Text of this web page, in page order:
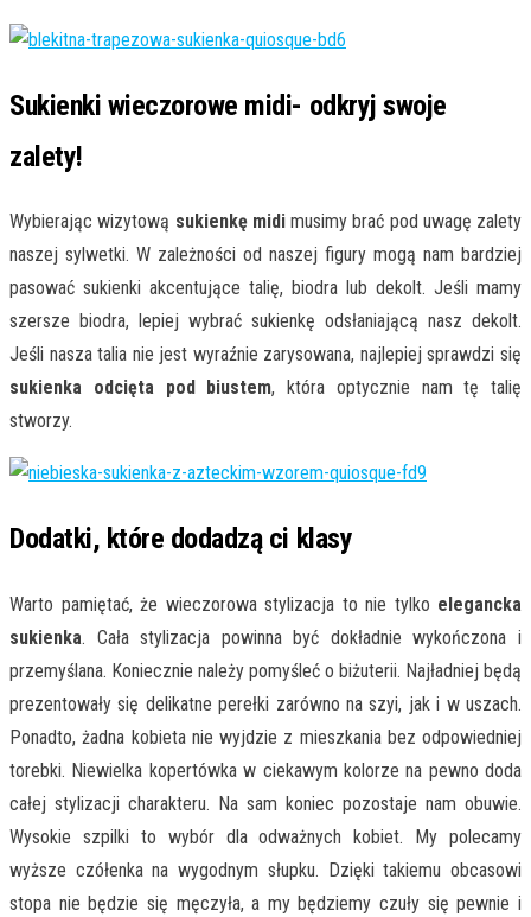
Sukienki wieczorowe midi- odkryj swoje
zalety!
Wybierając wizytową sukienkę midimusimy brać pod uwagę zalety
naszej sylwetki. W zależności od naszej figury mogą nam bardziej
pasować sukienki akcentujące talię, biodra lub dekolt. Jeśli mamy
szersze biodra, lepiej wybrać sukienkę odsłaniającą nasz dekolt.
Jeśli nasza talia nie jest wyraźnie zarysowana, najlepiej sprawdzi się
sukienka odcięta pod biustem, która optycznie nam tę talię
stworzy.
Dodatki, które dodadzą ci klasy
Warto pamiętać, że wieczorowa stylizacja to nie tylko elegancka
sukienka. Cała stylizacja powinna być dokładnie wykończona i
przemyślana. Koniecznie należy pomyśleć o biżuterii. Najładniej będą
prezentowały się delikatne perełki zarówno na szyi, jak i w uszach.
Ponadto, żadna kobieta nie wyjdzie z mieszkania bez odpowiedniej
torebki. Niewielka kopertówka w ciekawym kolorze na pewno doda
całej stylizacji charakteru. Na sam koniec pozostaje nam obuwie.
Wysokie szpilki to wybór dla odważnych kobiet. My polecamy
wyższe czółenka na wygodnym słupku. Dzięki takiemu obcasowi
stopa nie będzie się męczyła, a my będziemy czuły się pewnie i